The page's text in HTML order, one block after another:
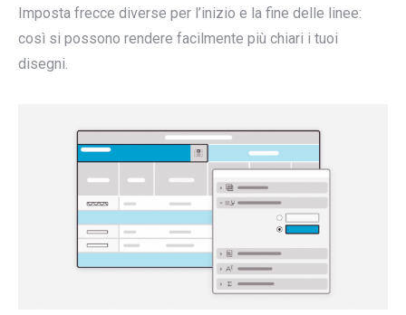
Imposta frecce diverse per l’inizio e la fine delle linee:
così si possono rendere facilmente più chiari i tuoi
disegni.